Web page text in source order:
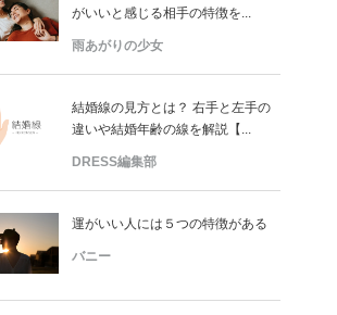
がいいと感じる相手の特徴を...
雨あがりの少女
結婚線の見方とは？ 右手と左手の
違いや結婚年齢の線を解説【...
DRESS編集部
運がいい人には５つの特徴がある
バニー